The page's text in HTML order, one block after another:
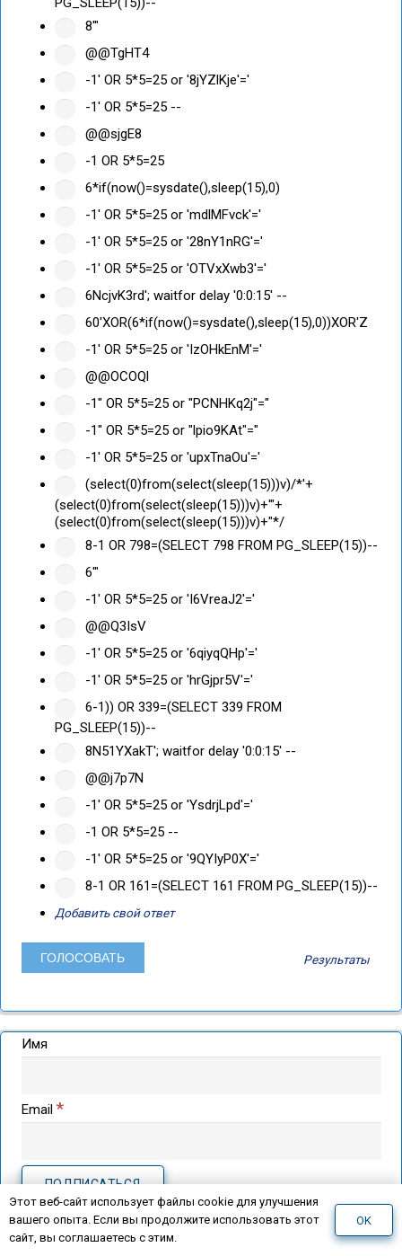
8'"
@@TgHT4
-1' OR 5*5=25 or '8jYZlKje'='
-1' OR 5*5=25 --
@@sjgE8
-1 OR 5*5=25
6*if(now()=sysdate(),sleep(15),0)
-1' OR 5*5=25 or 'mdlMFvck'='
-1' OR 5*5=25 or '28nY1nRG'='
-1' OR 5*5=25 or 'OTVxXwb3'='
6NcjvK3rd'; waitfor delay '0:0:15' --
60'XOR(6*if(now()=sysdate(),sleep(15),0))XOR'Z
-1' OR 5*5=25 or 'IzOHkEnM'='
@@OCOQl
-1" OR 5*5=25 or "PCNHKq2j"="
-1" OR 5*5=25 or "lpio9KAt"="
-1' OR 5*5=25 or 'upxTnaOu'='
(select(0)from(select(sleep(15)))v)/*'+
(select(0)from(select(sleep(15)))v)+'"+
(select(0)from(select(sleep(15)))v)+"*/
8-1 OR 798=(SELECT 798 FROM PG_SLEEP(15))--
6'"
-1' OR 5*5=25 or 'I6VreaJ2'='
@@Q3IsV
-1' OR 5*5=25 or '6qiyqQHp'='
-1' OR 5*5=25 or 'hrGjpr5V'='
6-1)) OR 339=(SELECT 339 FROM
PG_SLEEP(15))--
8N51YXakT'; waitfor delay '0:0:15' --
@@j7p7N
-1' OR 5*5=25 or 'YsdrjLpd'='
-1 OR 5*5=25 --
-1' OR 5*5=25 or '9QYIyP0X'='
8-1 OR 161=(SELECT 161 FROM PG_SLEEP(15))--
Добавить свой ответ
Результаты
Имя
Email *
Этот веб-сайт использует файлы cookie для улучшения
вашего опыта. Если вы продолжите использовать этот
сайт, вы соглашаетесь с этим.
OK